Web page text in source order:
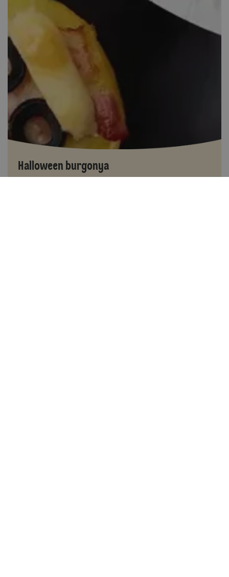
Halloween burgonya